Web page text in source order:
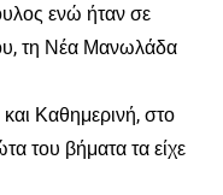
ενώ ήταν σε
τη Νέα Μανωλάδα
Καθημερινή, στο
του βήματα τα είχε